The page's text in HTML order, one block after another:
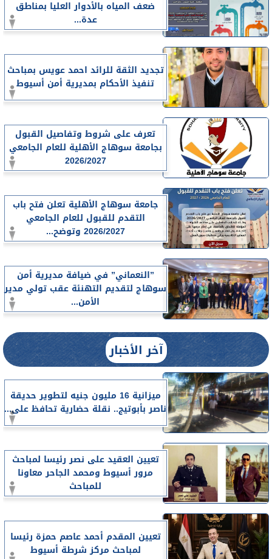
ضعف المياه بالأدوار العليا بمناطق
عدة...
تجديد الثقة للرائد احمد عويس بمباحث
تنفيذ الأحكام بمديرية أمن أسيوط
تعرف على شروط وتفاصيل القبول
بجامعة سوهاج الأهلية للعام الجامعي
2026/2027
جامعة سوهاج الأهلية تعلن فتح باب
التقدم للقبول للعام الجامعي
2026/2027 وتوضح...
”النعماني” في ضيافة مديرية أمن
سوهاج لتقديم التهنئة عقب تولي مدير
الأمن...
آخر الأخبار
ميزانية 16 مليون جنيه لتطوير حديقة
ناصر بأبوتيج.. نقلة حضارية تحافظ على...
تعيين العقيد على نصر رئيسا لمباحث
مرور أسيوط ومحمد الجاحر معاونا
للمباحث
تعيين المقدم أحمد عاصم حمزة رئيسا
لمباحث مركز شرطة أسيوط